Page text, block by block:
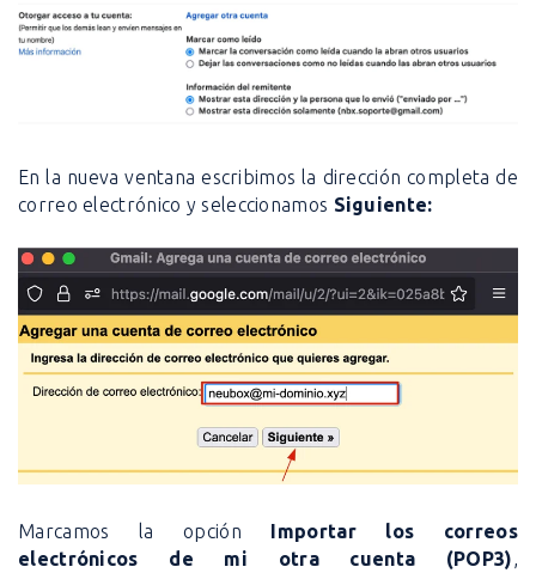
En la nueva ventana escribimos la dirección completa de
correo electrónico y seleccionamos Siguiente:
Marcamos la opción Importar los correos
electrónicos de mi otra cuenta (POP3),